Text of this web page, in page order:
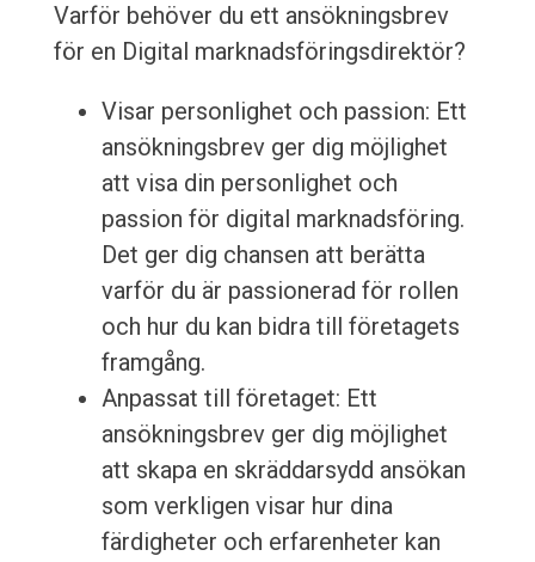
Varför behöver du ett ansökningsbrev
för en Digital marknadsföringsdirektör?
Visar personlighet och passion: Ett
ansökningsbrev ger dig möjlighet
att visa din personlighet och
passion för digital marknadsföring.
Det ger dig chansen att berätta
varför du är passionerad för rollen
och hur du kan bidra till företagets
framgång.
Anpassat till företaget: Ett
ansökningsbrev ger dig möjlighet
att skapa en skräddarsydd ansökan
som verkligen visar hur dina
färdigheter och erfarenheter kan